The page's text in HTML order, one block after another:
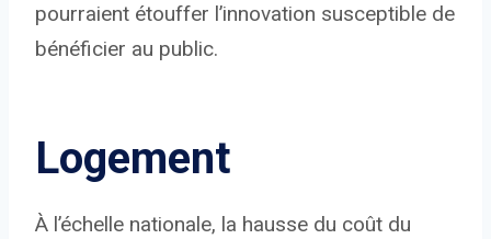
pourraient étouffer l’innovation susceptible de
bénéficier au public.
Logement
À l’échelle nationale, la hausse du coût du